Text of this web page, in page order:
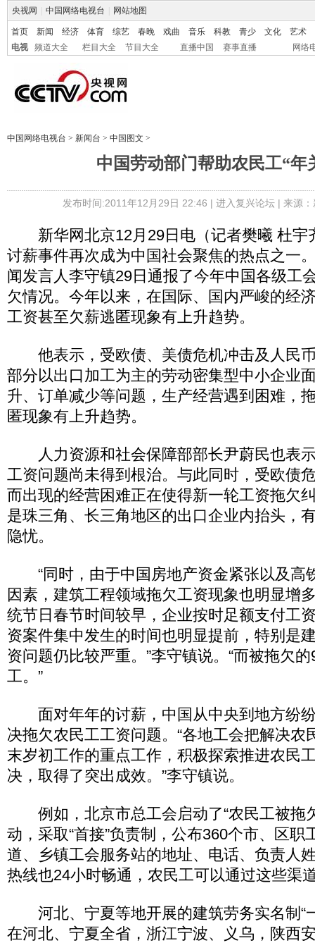
央视网 中国网络电视台 网站地图
首页 新闻 经济 体育 综艺 春晚 戏曲 音乐 科教 青少 文化
艺术
电视
频道大全 栏目大全 节目大全 直播中国 赛事直播 网络
中国网络电视台 > 新闻台 > 中国图文 >
中国劳动部门帮助农民工“年
发布时间:2011年12月29日 22:46 | 进入复兴论坛| 来源
新华网北京12月29日电（记者樊曦 杜宇
讨薪事件再次成为中国社会聚焦的热点之一
闻发言人李守镇29日通报了今年中国各级工
欠情况。今年以来，在国际、国内严峻的经
工资甚至欠薪逃匿现象有上升趋势。
他表示，受欧债、美债危机冲击及人民
部分以出口加工为主的劳动密集型中小企业
升、订单减少等问题，生产经营遇到困难，
匿现象有上升趋势。
人力资源和社会保障部部长尹蔚民也表
工资问题尚未得到根治。与此同时，受欧债
而出现的经营困难正在使得新一轮工资拖欠
是珠三角、长三角地区的出口企业内抬头，
隐忧。
“同时，由于中国房地产资金紧张以及高
因素，建筑工程领域拖欠工资现象也明显增
统节日春节时间较早，企业按时足额支付工
资案件集中发生的时间也明显提前，特别是
资问题仍比较严重。”李守镇说。“而被拖欠
工。”
面对年年的讨薪，中国从中央到地方纷
决拖欠农民工工资问题。“各地工会把解决农
末岁初工作的重点工作，积极探索推进农民
决，取得了突出成效。”李守镇说。
例如，北京市总工会启动了“农民工被拖
动，采取“首接”负责制，公布360个市、区职
道、乡镇工会服务站的地址、电话、负责人
热线也24小时畅通，农民工可以通过这些渠
河北、宁夏等地开展的建筑劳务实名制“
在河北、宁夏全省，浙江宁波、义乌，陕西